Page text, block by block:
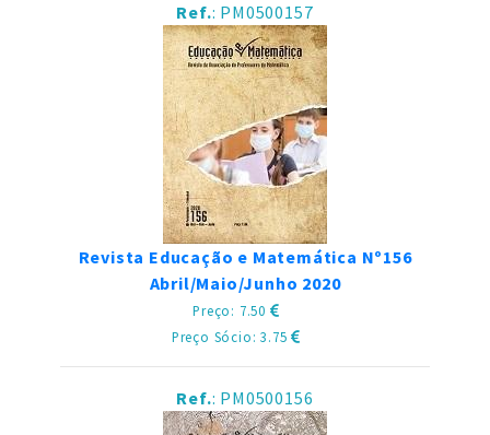
Ref.: PM0500157
Revista Educação e Matemática Nº156
Abril/Maio/Junho 2020
Preço: 7.50
Preço Sócio: 3.75
Ref.: PM0500156